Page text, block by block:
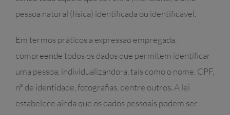
pessoa natural (física) identificada ou identificável.
Em termos práticos a expressão empregada,
compreende todos os dados que permitem identificar
uma pessoa, individualizando-a, tais como o nome, CPF,
n° de identidade, fotografias, dentre outros. A lei
estabelece ainda que os dados pessoais podem ser